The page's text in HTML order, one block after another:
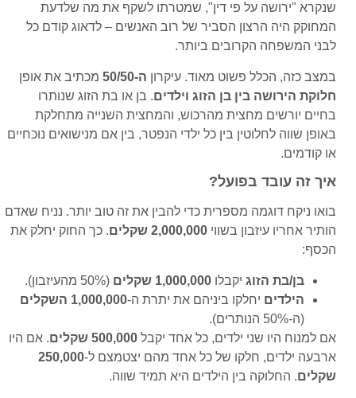
שנקרא "ירושה על פי דין", שמטרתו לשקף את מה שלדעת
המחוקק היה הרצון הסביר של רוב האנשים – לדאוג קודם כל
לבני המשפחה הקרובים ביותר.
במצב כזה, הכלל פשוט מאוד. עיקרון ה-50/50
מכתיב את אופן
חלוקת הירושה בין בן הזוג וילדים. בן או בת הזוג שנותרו
בחיים יורשים מחצית מהרכוש, והמחצית השנייה מתחלקת
באופן שווה לחלוטין בין כל ילדי הנפטר, בין אם מנישואים נוכחיים
או קודמים.
איך זה עובד בפועל?
בואו ניקח דוגמה מספרית כדי להבין את זה טוב יותר. נניח שאדם
הותיר אחריו עיזבון בשווי 2,000,000 שקלים
. כך החוק יחלק את
הכסף:
בן/בת הזוג יקבלו 1,000,000 שקלים
(50% מהעיזבון).
הילדים יחלקו ביניהם את יתרת ה-1,000,000 השקלים
(ה-50% הנותרים).
אם למנוח היו שני ילדים, כל אחד יקבל 500,000 שקלים
. אם היו
ארבעה ילדים, חלקו של כל אחד מהם יצטמצם ל-250,000
שקלים. החלוקה בין הילדים היא תמיד שווה.